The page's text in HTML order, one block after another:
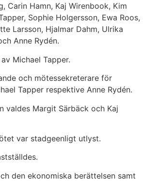
Carin Hamn, Kaj Wirenbook, Kim
Sophie Holgersson, Ewa Roos,
Larsson, Hjalmar Dahm, Ulrika
Anne Rydén.
Michael Tapper.
och mötessekreterare för
Tapper respektive Anne Rydén.
valdes Margit Särbäck och Kaj
var stadgeenligt utlyst.
den ekonomiska berättelsen samt